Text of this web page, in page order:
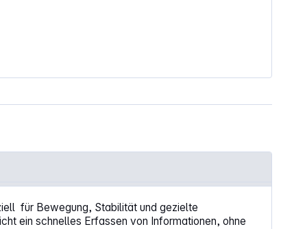
für Bewegung, Stabilität und gezielte
ein schnelles Erfassen von Informationen, ohne